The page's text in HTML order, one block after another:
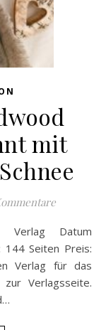
mit
144 Seiten Preis:
Verlag für das
Verlagsseite.